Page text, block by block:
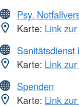
Psy.
Karte: Link
Sanitätsdienst
Karte: Link
Spenden
Karte: Link